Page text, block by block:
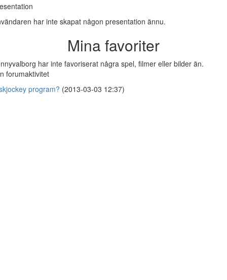
har inte skapat någon presentation ännu.
Mina favoriter
har inte favoriserat några spel, filmer eller bilder än.
forumaktivitet
program? (2013-03-03 12:37)